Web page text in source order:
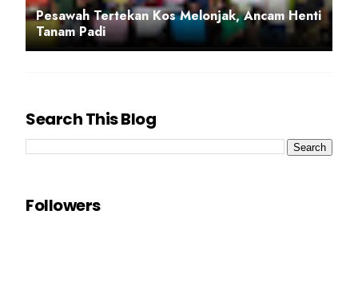
Pesawah Tertekan Kos Melonjak, Ancam Henti
Tanam Padi
Search This Blog
Followers